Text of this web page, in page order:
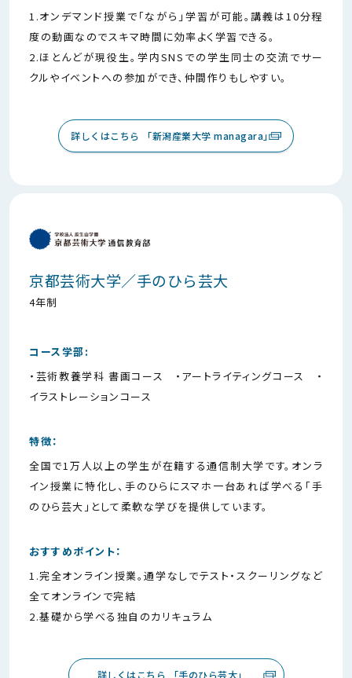
1.オンデマンド授業で「ながら」学習が可能。講義は10分程
度の動画なのでスキマ時間に効率よく学習できる。
2.ほとんどが現役生。学内SNSでの学生同士の交流でサー
クルやイベントへの参加ができ、仲間作りもしやすい。
詳しくはこちら 「新潟産業大学 managara」
京都芸術大学／手のひら芸大
4年制
コース学部:
・芸術教養学科 書画コース ・アートライティングコース ・
イラストレーションコース
特徴：
全国で1万人以上の学生が在籍する通信制大学です。オンラ
イン授業に特化し、手のひらにスマホ一台あれば学べる「手
のひら芸大」として柔軟な学びを提供しています。
おすすめポイント：
1.完全オンライン授業。通学なしでテスト・スクーリングなど
全てオンラインで完結
2.基礎から学べる独自のカリキュラム
詳しくはこちら 「手のひら芸大」